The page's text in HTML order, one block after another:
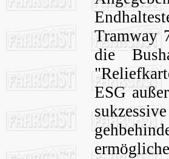
Tramway
die
ESG